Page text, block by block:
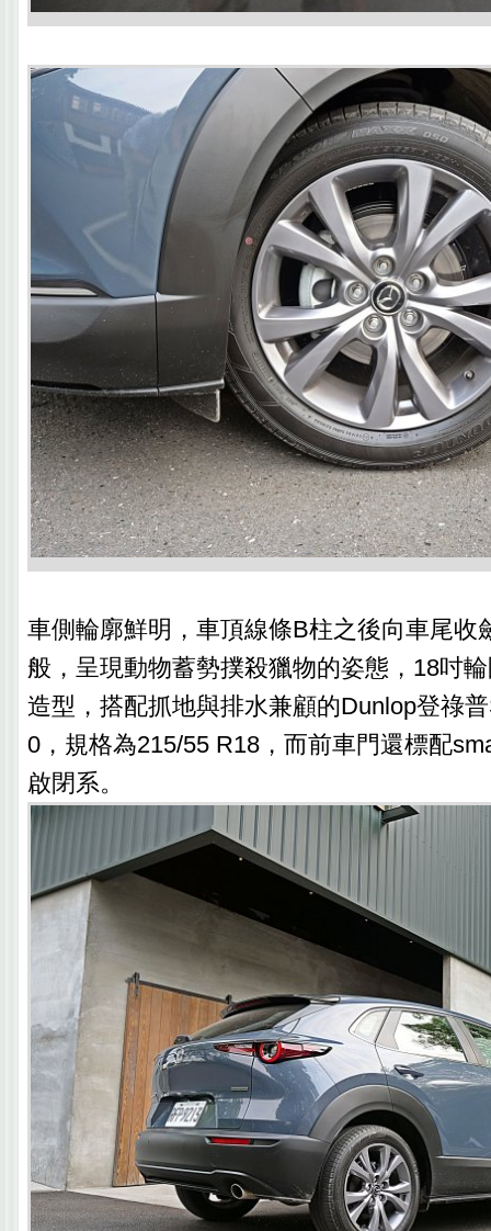
車側輪廓鮮明，車頂線條B柱之後向車尾收
般，呈現動物蓄勢撲殺獵物的姿態，18吋
造型，搭配抓地與排水兼顧的Dunlop登祿
0，規格為215/55 R18，而前車門還標配
啟閉系。